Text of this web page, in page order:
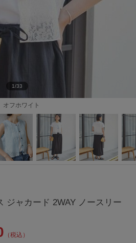
オフホワイト
1/33
ジャカード 2WAY ノースリー
（税込）